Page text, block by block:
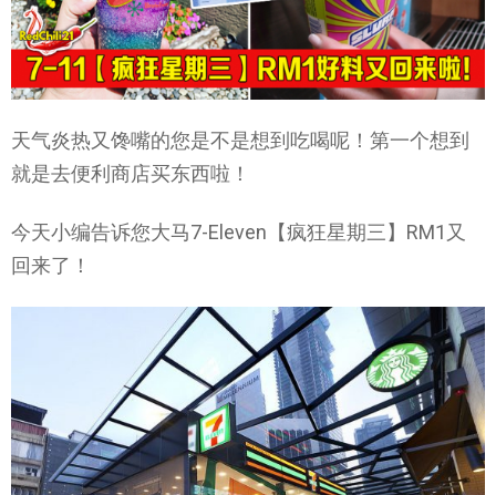
天气炎热又馋嘴的您是不是想到吃喝呢！第一个想到
就是去便利商店买东西啦！
今天小编告诉您大马7-Eleven【疯狂星期三】RM1又
回来了！